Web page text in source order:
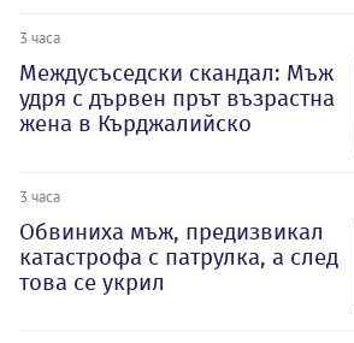
3 часа
Междусъседски скандал: Мъж
удря с дървен прът възрастна
жена в Кърджалийско
3 часа
Обвиниха мъж, предизвикал
катастрофа с патрулка, а след
това се укрил